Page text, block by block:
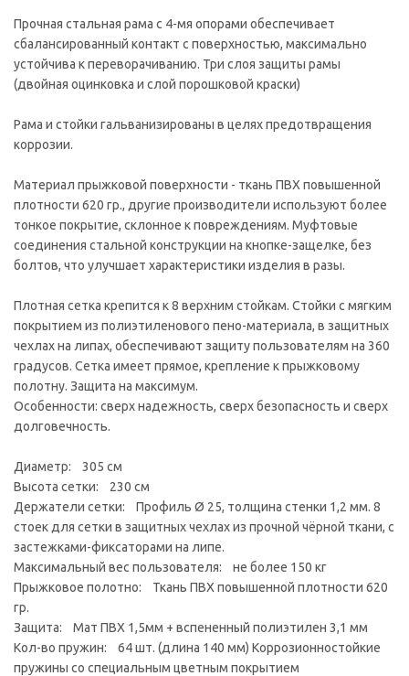
Прочная стальная рама с 4-мя опорами обеспечивает
сбалансированный контакт с поверхностью, максимально
устойчива к переворачиванию. Три слоя защиты рамы
(двойная оцинковка и слой порошковой краски)
Рама и стойки гальванизированы в целях предотвращения
коррозии.
Материал прыжковой поверхности - ткань ПВХ повышенной
плотности 620 гр., другие производители используют более
тонкое покрытие, склонное к повреждениям. Муфтовые
соединения стальной конструкции на кнопке-защелке, без
болтов, что улучшает характеристики изделия в разы.
Плотная сетка крепится к 8 верхним стойкам. Стойки с мягким
покрытием из полиэтиленового пено-материала, в защитных
чехлах на липах, обеспечивают защиту пользователям на 360
градусов. Сетка имеет прямое, крепление к прыжковому
полотну. Защита на максимум.
Особенности: сверх надежность, сверх безопасность и сверх
долговечность.
Диаметр: 305 см
Высота сетки: 230 см
Держатели сетки: Профиль Ø 25, толщина стенки 1,2 мм. 8
стоек для сетки в защитных чехлах из прочной чёрной ткани, с
застежками-фиксаторами на липе.
Максимальный вес пользователя: не более 150 кг
Прыжковое полотно: Ткань ПВХ повышенной плотности 620
гр.
Защита: Мат ПВХ 1,5мм + вспененный полиэтилен 3,1 мм
Кол-во пружин: 64 шт. (длина 140 мм) Коррозионностойкие
пружины со специальным цветным покрытием